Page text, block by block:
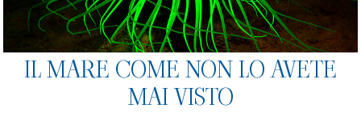
IL MARE COME NON LO AVETE
MAI VISTO